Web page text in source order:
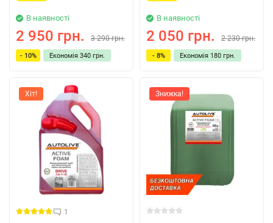
В наявності
2 950 грн. 3 290 грн.
- 10% Економія 340 грн.
В наявності
2 050 грн. 2 230 грн.
- 8% Економія 180 грн.
Хіт!
1
Знижка!